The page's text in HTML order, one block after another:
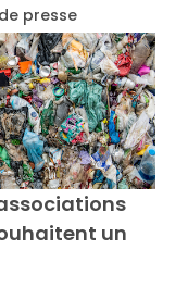
presse
un